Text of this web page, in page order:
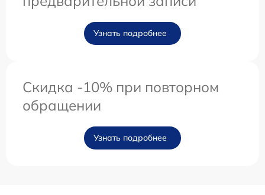
Узнать подробнее
Скидка -10% при повторном
обращении
Узнать подробнее